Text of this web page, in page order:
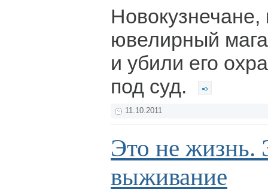
Новокузнечане,
ювелирный
и убили его
под суд.
11.10.2011
Это не жизнь.
выживание